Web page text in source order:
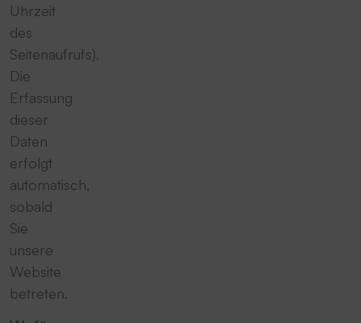
Uhrzeit
des
Seitenaufrufs).
Die
Erfassung
dieser
Daten
erfolgt
automatisch,
sobald
Sie
unsere
Website
betreten.